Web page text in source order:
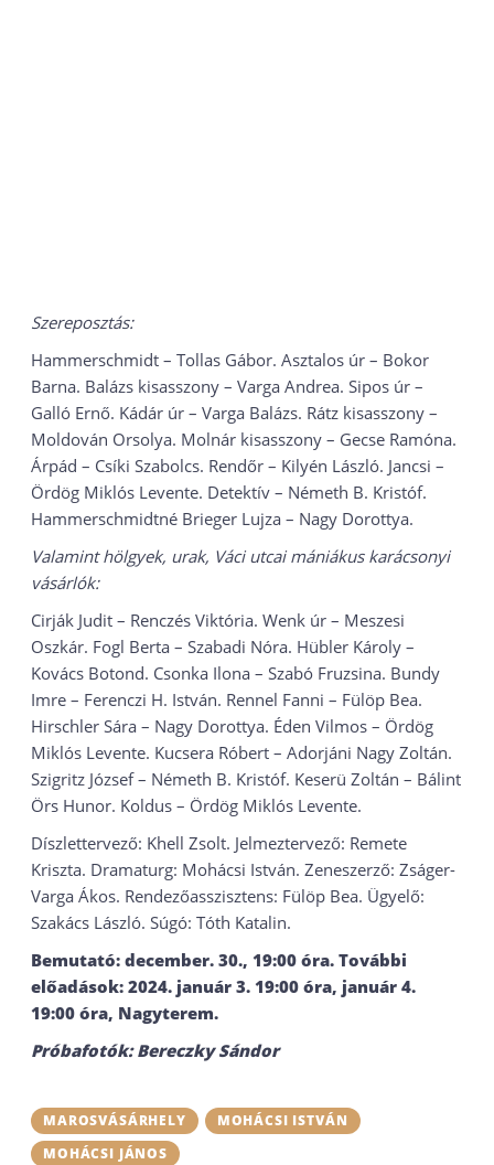
Szereposztás:
Hammerschmidt – Tollas Gábor. Asztalos úr – Bokor
Barna. Balázs kisasszony – Varga Andrea. Sipos úr –
Galló Ernő. Kádár úr – Varga Balázs. Rátz kisasszony –
Moldován Orsolya. Molnár kisasszony – Gecse Ramóna.
Árpád – Csíki Szabolcs. Rendőr – Kilyén László. Jancsi –
Ördög Miklós Levente. Detektív – Németh B. Kristóf.
Hammerschmidtné Brieger Lujza – Nagy Dorottya.
Valamint hölgyek, urak, Váci utcai mániákus karácsonyi
vásárlók:
Cirják Judit – Renczés Viktória. Wenk úr – Meszesi
Oszkár. Fogl Berta – Szabadi Nóra. Hübler Károly –
Kovács Botond. Csonka Ilona – Szabó Fruzsina. Bundy
Imre – Ferenczi H. István. Rennel Fanni – Fülöp Bea.
Hirschler Sára – Nagy Dorottya. Éden Vilmos – Ördög
Miklós Levente. Kucsera Róbert – Adorjáni Nagy Zoltán.
Szigritz József – Németh B. Kristóf. Keserü Zoltán – Bálint
Örs Hunor. Koldus – Ördög Miklós Levente.
Díszlettervező: Khell Zsolt. Jelmeztervező: Remete
Kriszta. Dramaturg: Mohácsi István. Zeneszerző: Zságer-
Varga Ákos. Rendezőasszisztens: Fülöp Bea. Ügyelő:
Szakács László. Súgó: Tóth Katalin.
Bemutató: december. 30., 19:00 óra. További
előadások: 2024. január 3. 19:00 óra, január 4.
19:00 óra, Nagyterem.
Próbafotók: Bereczky Sándor
MAROSVÁSÁRHELY
MOHÁCSI ISTVÁN
MOHÁCSI JÁNOS